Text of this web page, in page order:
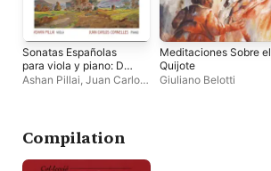
Sonatas Españolas
para viola y piano: Del
Campo, Fleta Polo,
Ashan Pillai, Juan Carlos
Meditaciones Sobre el
Quijote
Giuliano Belotti
Compilation